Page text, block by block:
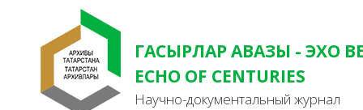
ГАСЫРЛАР АВАЗЫ - ЭХО
ECHO OF CENTURIES
Научно-документальный журнал